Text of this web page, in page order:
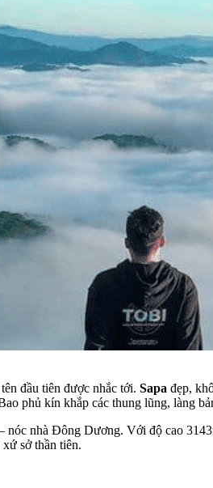
đầu tiên được nhắc tới. Sapa đẹp,
phủ kín khắp các thung lũng, làng
nóc nhà Đông Dương. Với độ cao
sở thần tiên.